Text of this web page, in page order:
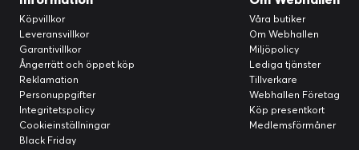
Köpvillkor
Leveransvillkor
Garantivillkor
Ångerrätt och öppet köp
Reklamation
Personuppgifter
Integritetspolicy
Cookieinställningar
Black Friday
Våra butiker
Om Webhallen
Miljöpolicy
Lediga tjänster
Tillverkare
Webhallen Företag
Köp presentkort
Medlemsförmåner